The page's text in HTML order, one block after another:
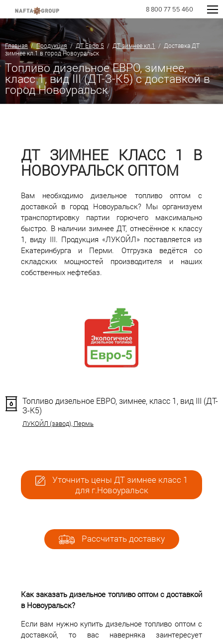
8 800 77 55 460
Главная/Продукция/ДТ Евро 5 / ДТ зимнее кл.1
/ Доставка ДТ
зимнее кл.1 в город Новоуральск
Топливо дизельное ЕВРО, зимнее,
класс 1, вид III (ДТ-З-К5) с доставкой в
город Новоуральск
ДТ ЗИМНЕЕ КЛАСС 1 В
НОВОУРАЛЬСК ОПТОМ
Вам необходимо дизельное топливо оптом с
доставкой в город Новоуральск? Мы организуем
транспортировку партии горючего максимально
быстро. В наличии зимнее ДТ, отнесённое к классу
1, виду III. Продукция «ЛУКОЙЛ» поставляется из
Екатеринбурга и Перми. Отгрузка ведётся со
складских мощностей производителя и наших
собственных нефтебаз.
Топливо дизельное ЕВРО, зимнее, класс 1, вид III (ДТ-
З-К5)
ЛУКОЙЛ (завод), Пермь
Уточнить цены ДТ зимнее класс 1
для г.Новоуральск
Рассчитать доставку
Как заказать дизельное топливо оптом с доставкой
в Новоуральск?
Если вам нужно купить дизельное топливо оптом с
доставкой, то вас наверняка заинтересует